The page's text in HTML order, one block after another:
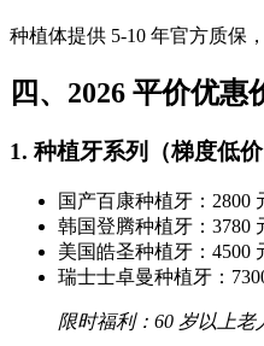
种植体提供 5-10 年官方质保
四、2026 平价优
1. 种植牙系列（梯度低
国产百康种植牙：2800
韩国登腾种植牙：3780
美国皓圣种植牙：4500
瑞士士卓曼种植牙：
限时福利：60 岁以上